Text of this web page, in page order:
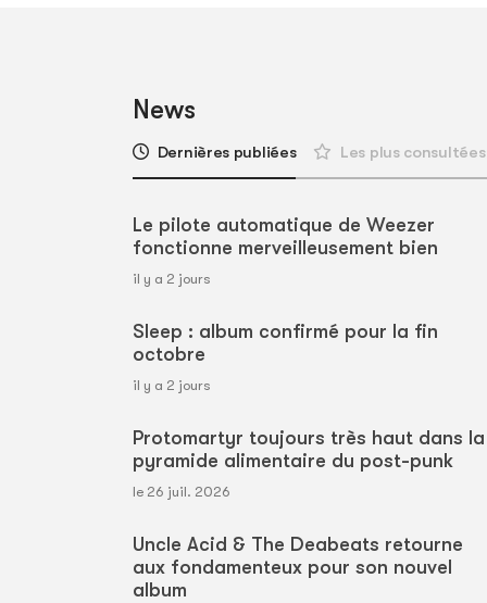
News
Dernières publiées Les plus consultées
Le pilote automatique de Weezer
fonctionne merveilleusement bien
il y a 2 jours
Sleep : album confirmé pour la fin
octobre
il y a 2 jours
Protomartyr toujours très haut dans la
pyramide alimentaire du post-punk
le 26 juil. 2026
Uncle Acid & The Deabeats retourne
aux fondamenteux pour son nouvel
album